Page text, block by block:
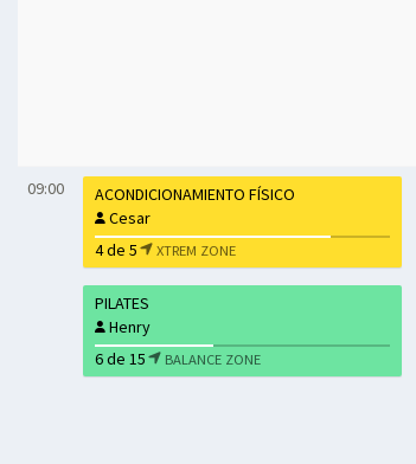
09:00
ACONDICIONAMIENTO FÍSICO
Cesar
4 de 5
XTREM ZONE
PILATES
Henry
6 de 15
BALANCE ZONE